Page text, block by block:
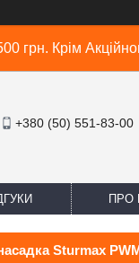
Крім
+380 (50) 551-83-00
ПРО
Sturmax